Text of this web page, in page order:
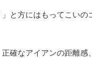
」と方にはもってこい
確なアイアンの距離